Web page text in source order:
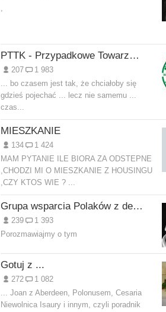
,
PTTK - Przypadkowe Towarzystwo Turystyczno-Krajoznawcze
207
1 983
... bo czasem jest tak, że chciałoby się
gdzieś pojechać ... lecz nie samemu ...
czas...
MIESZKANIE
134
1 424
MAM PYTANIE ILE BIORA ZA ODSTEPNE
,CHODZI MI O MIESZKANIE Z HOUSINGU
,CZY KTOS WIE ? ...
Grupa wsparcia Polaków z depresja
239
1 393
Porozmawiajmy o tym
Gotuj z ...
272
1 082
... Joan z Aberdeen, Polonusem, Cesaria
Niewolnica Isaury i innym, czyli poradnik